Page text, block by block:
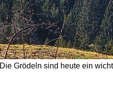
Die Grödeln sind heute ein